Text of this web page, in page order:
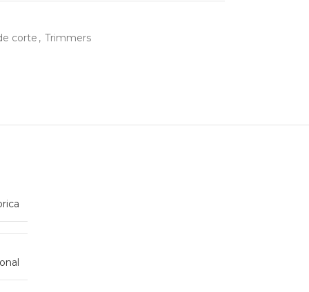
corte , Trimmers